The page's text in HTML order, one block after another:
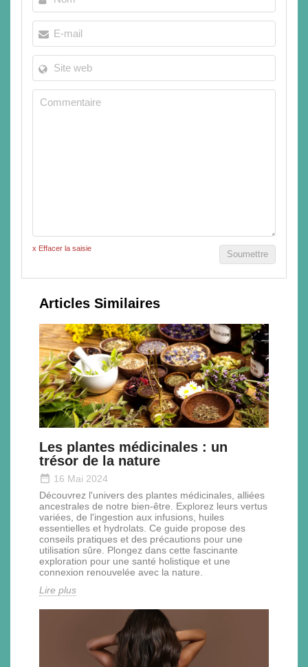
x Effacer la saisie
Soumettre
Articles Similaires
Les plantes médicinales : un
trésor de la nature
date_range 16 Mai 2024
Découvrez l'univers des plantes médicinales, alliées
ancestrales de notre bien-être. Explorez leurs vertus
variées, de l'ingestion aux infusions, huiles
essentielles et hydrolats. Ce guide propose des
conseils pratiques et des précautions pour une
utilisation sûre. Plongez dans cette fascinante
exploration pour une santé holistique et une
connexion renouvelée avec la nature.
Lire plus